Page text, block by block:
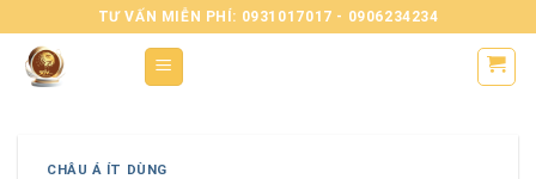
content
TƯ VẤN MIỄN PHÍ: 0931017017 - 0906234234
CHÂU Á ÍT DÙNG